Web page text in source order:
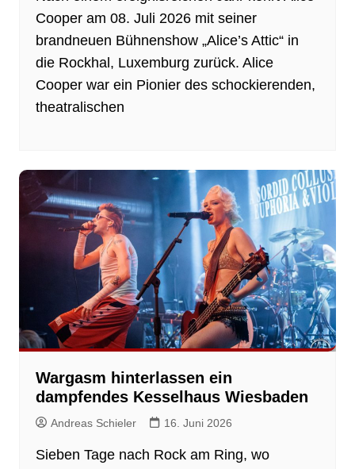
Cooper am 08. Juli 2026 mit seiner
brandneuen Bühnenshow „Alice’s Attic“ in
die Rockhal, Luxemburg zurück. Alice
Cooper war ein Pionier des schockierenden,
theatralischen
Wargasm hinterlassen ein
dampfendes Kesselhaus Wiesbaden
Andreas Schieler 16. Juni 2026
Sieben Tage nach Rock am Ring, wo